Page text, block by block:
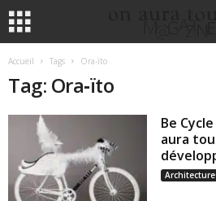
Accueil Tags Ora‐ïto
Tag: Ora‐ïto
Be
aura